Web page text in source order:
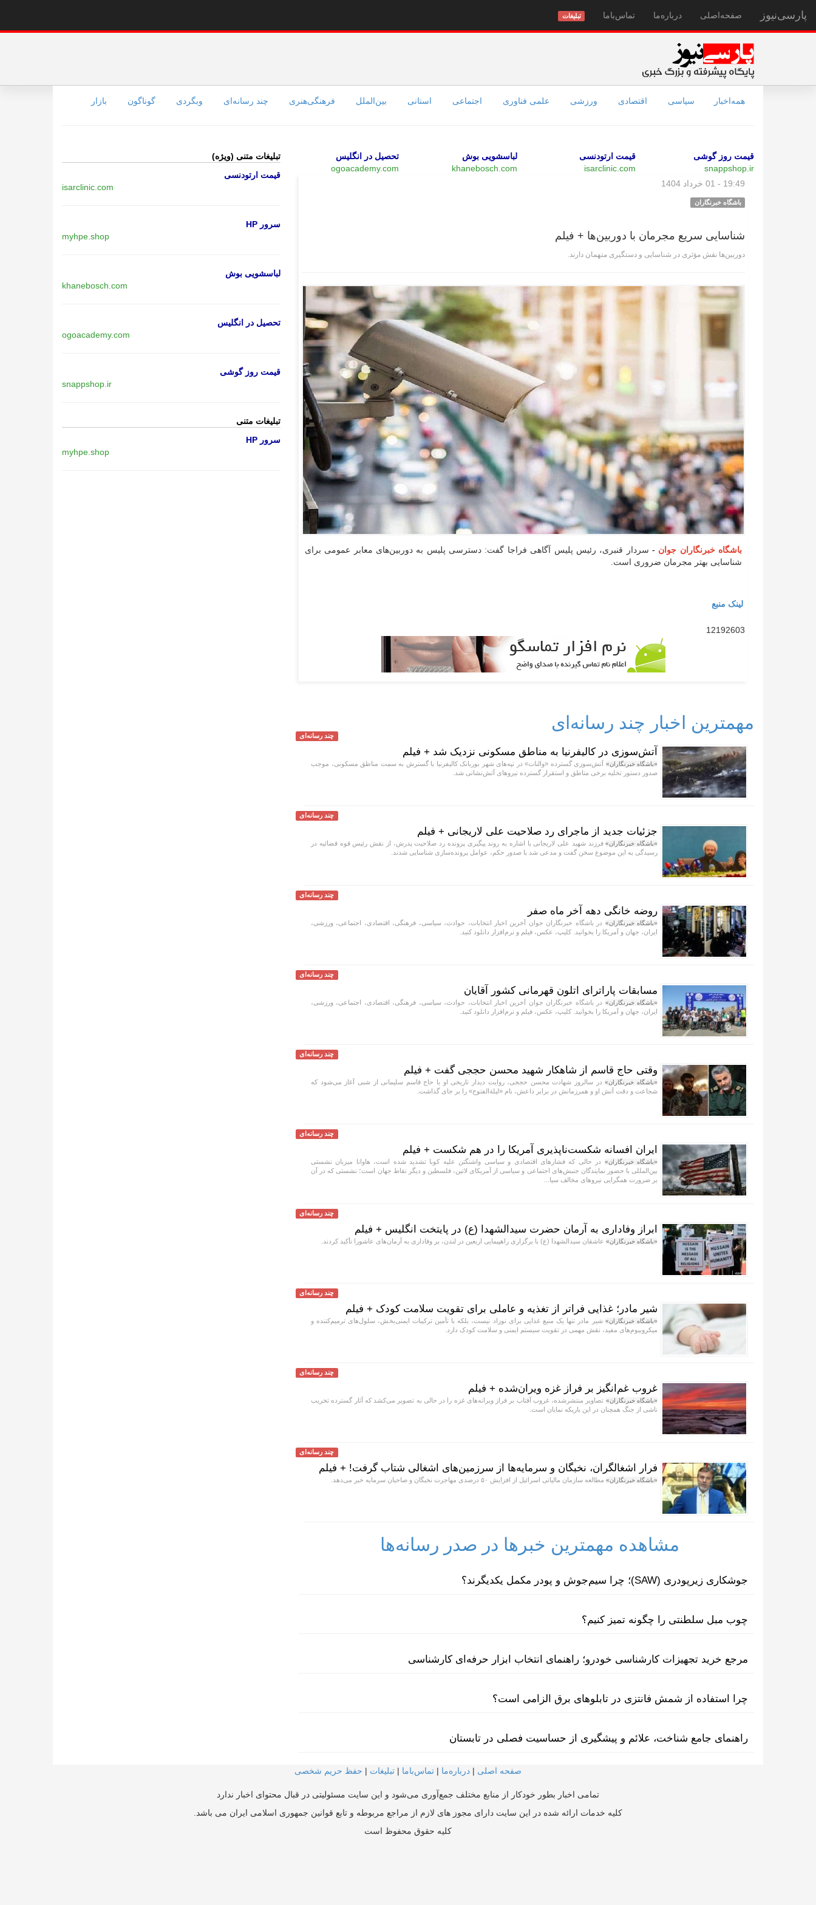
پارسی‌نیوز صفحه‌اصلی درباره‌ما تماس‌با‌ما تبلیغات
همه‌اخبار سیاسی اقتصادی ورزشی علمی فناوری اجتماعی استانی بین‌الملل فرهنگی‌هنری چند رسانه‌ای وبگردی گوناگون بازار
قیمت روز گوشی
snappshop.ir
قیمت ارتودنسی
isarclinic.com
لباسشویی بوش
khanebosch.com
تحصیل در انگلیس
ogoacademy.com
19:49 - 01 خرداد 1404
باشگاه خبرنگاران
شناسایی سریع مجرمان با دوربین‌ها + فیلم
دوربین‌ها نقش مؤثری در شناسایی و دستگیری متهمان دارند.
باشگاه خبرنگاران جوان - سردار قنبری، رئیس پلیس آگاهی فراجا گفت: دسترسی پلیس به دوربین‌های معابر عمومی برای
شناسایی بهتر مجرمان ضروری است.
لینک منبع
12192603
مهمترین اخبار چند رسانه‌ای
چند رسانه‌ای
آتش‌سوزی در کالیفرنیا به مناطق مسکونی نزدیک شد + فیلم
«باشگاه خبرنگاران» آتش‌سوزی گسترده «والنات» در تپه‌های شهر بوربانک کالیفرنیا با گسترش به سمت مناطق مسکونی، موجب
صدور دستور تخلیه برخی مناطق و استقرار گسترده نیرو‌های آتش‌نشانی شد.
چند رسانه‌ای
جزئیات جدید از ماجرای رد صلاحیت علی لاریجانی + فیلم
«باشگاه خبرنگاران»فرزند شهید علی لاریجانی با اشاره به روند پیگیری پرونده رد صلاحیت پدرش، از نقش رئیس قوه قضائیه در
رسیدگی به این موضوع سخن گفت و مدعی شد با صدور حکم، عوامل پرونده‌سازی شناسایی شدند.
چند رسانه‌ای
روضه خانگی دهه آخر ماه صفر
«باشگاه خبرنگاران» در باشگاه خبرنگاران جوان آخرین اخبار انتخابات، حوادث، سیاسی، فرهنگی، اقتصادی، اجتماعی، ورزشی،
ایران، جهان و آمریکا را بخوانید. کلیپ، عکس، فیلم و نرم‌افزار دانلود کنید.
چند رسانه‌ای
مسابقات پاراترای اتلون قهرمانی کشور آقایان
«باشگاه خبرنگاران» در باشگاه خبرنگاران جوان آخرین اخبار انتخابات، حوادث، سیاسی، فرهنگی، اقتصادی، اجتماعی، ورزشی،
ایران، جهان و آمریکا را بخوانید. کلیپ، عکس، فیلم و نرم‌افزار دانلود کنید.
چند رسانه‌ای
وقتی حاج قاسم از شاهکار شهید محسن حججی گفت + فیلم
«باشگاه خبرنگاران»در سالروز شهادت محسن حججی، روایت دیدار تاریخی او با حاج قاسم سلیمانی از شبی آغاز می‌شود که
شجاعت و دقت آتش او و همرزمانش در برابر داعش، نام «لیلة‌الفتوح» را بر جای گذاشت.
چند رسانه‌ای
ایران افسانه شکست‌ناپذیری آمریکا را در هم شکست + فیلم
«باشگاه خبرنگاران» در حالی که فشار‌های اقتصادی و سیاسی واشنگتن علیه کوبا تشدید شده است، هاوانا میزبان نشستی
بین‌المللی با حضور نمایندگان جنبش‌های اجتماعی و سیاسی از آمریکای لاتین، فلسطین و دیگر نقاط جهان است؛ نشستی که در آن
بر ضرورت همگرایی نیرو‌های مخالف سیا...
چند رسانه‌ای
ابراز وفاداری به آرمان حضرت سیدالشهدا (ع) در پایتخت انگلیس + فیلم
«باشگاه خبرنگاران» عاشقان سیدالشهدا (ع) با برگزاری راهپیمایی اربعین در لندن، بر وفاداری به آرمان‌های عاشورا تأکید کردند.
چند رسانه‌ای
شیر مادر؛ غذایی فراتر از تغذیه و عاملی برای تقویت سلامت کودک + فیلم
«باشگاه خبرنگاران» شیر مادر تنها یک منبع غذایی برای نوزاد نیست، بلکه با تأمین ترکیبات ایمنی‌بخش، سلول‌های ترمیم‌کننده و
میکروبیوم‌های مفید، نقش مهمی در تقویت سیستم ایمنی و سلامت کودک دارد.
چند رسانه‌ای
غروب غم‌انگیز بر فراز غزه ویران‌شده + فیلم
«باشگاه خبرنگاران» تصاویر منتشرشده، غروب آفتاب بر فراز ویرانه‌های غزه را در حالی به تصویر می‌کشد که آثار گسترده تخریب
ناشی از جنگ همچنان در این باریکه نمایان است.
چند رسانه‌ای
فرار اشغالگران، نخبگان و سرمایه‌ها از سرزمین‌های اشغالی شتاب گرفت! + فیلم
«باشگاه خبرنگاران» مطالعه سازمان مالیاتی اسرائیل از افزایش ۵۰ درصدی مهاجرت نخبگان و صاحبان سرمایه خبر می‌دهد.
مشاهده مهمترین خبرها در صدر رسانه‌ها
جوشکاری زیرپودری (SAW)؛ چرا سیم‌جوش و پودر مکمل یکدیگرند؟
چوب مبل سلطنتی را چگونه تمیز کنیم؟
مرجع خرید تجهیزات کارشناسی خودرو؛ راهنمای انتخاب ابزار حرفه‌ای کارشناسی
چرا استفاده از شمش فانتزی در تابلوهای برق الزامی است؟
راهنمای جامع شناخت، علائم و پیشگیری از حساسیت فصلی در تابستان
تبلیغات متنی (ویژه)
قیمت ارتودنسی
isarclinic.com
سرور HP
myhpe.shop
لباسشویی بوش
khanebosch.com
تحصیل در انگلیس
ogoacademy.com
قیمت روز گوشی
snappshop.ir
تبلیغات متنی
سرور HP
myhpe.shop
صفحه اصلی | درباره‌ما | تماس‌با‌ما | تبلیغات | حفظ حریم شخصی
تمامی اخبار بطور خودکار از منابع مختلف جمع‌آوری می‌شود و این سایت مسئولیتی در قبال محتوای اخبار ندارد
کلیه خدمات ارائه شده در این سایت دارای مجوز های لازم از مراجع مربوطه و تابع قوانین جمهوری اسلامی ایران می باشد.
کلیه حقوق محفوظ است